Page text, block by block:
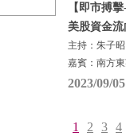
【即市搏
美股資金流
主持：朱子昭
嘉賓：南方
2023/09/05
1 2 3 4